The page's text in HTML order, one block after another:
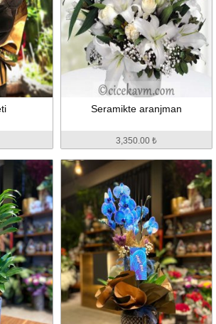
Seramikte aranjman
3,350.00 ₺